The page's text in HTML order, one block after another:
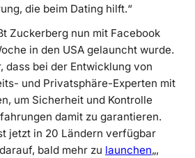
die beim Dating hilft.“
Zuckerberg nun mit Facebook
in den USA gelauncht wurde.
dass bei der Entwicklung von
und Privatsphäre-Experten mit
um Sicherheit und Kontrolle
damit zu garantieren.
jetzt in 20 Ländern verfügbar
bald mehr zu launchen„,